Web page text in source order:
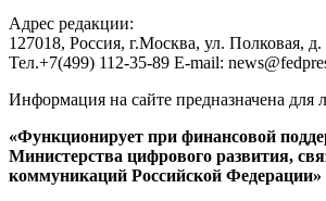
Адрес редакции:
127018, Россия, г.Москва, ул. Полковая, д.
Тел.+7(499) 112-35-89 E-mail:
Информация на сайте предназначена для
«Функционирует при финансовой
Министерства цифрового развития,
коммуникаций Российской Федерации»